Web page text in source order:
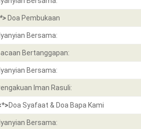
Doa Pembukaan
Bersama:
Bertanggapan:
Bersama:
Iman Rasuli:
Doa Syafaat & Doa Bapa Kami
Bersama: